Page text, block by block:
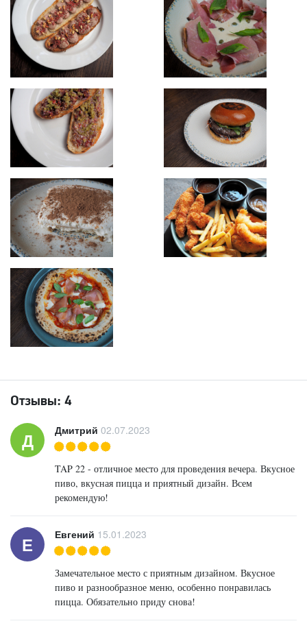
Отзывы: 4
Д Дмитрий 02.07.2023
TAP 22 - отличное место для проведения вечера. Вкусное
пиво, вкусная пицца и приятный дизайн. Всем
рекомендую!
Е Евгений 15.01.2023
Замечательное место с приятным дизайном. Вкусное
пиво и разнообразное меню, особенно понравилась
пицца. Обязательно приду снова!